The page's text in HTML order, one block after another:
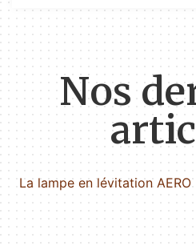
Nos
La lampe en lévitation AERO